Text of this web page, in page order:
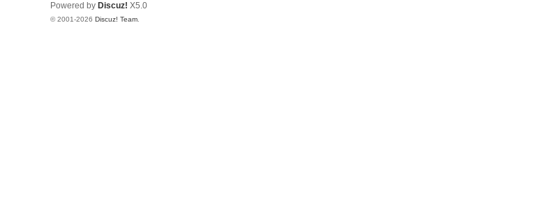
Powered by Discuz! X5.0
© 2001-2026 Discuz! Team